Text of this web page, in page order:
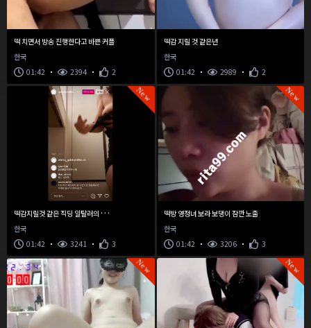
떡 치면서 방송 진행한다고 바쁜 커플
한국
01:42
2394 2
떡감 지릴 것 같은년
한국
01:42
2989 2
New
떡
감지릴것 같은 직딩 일탈러의 라이브
한국
01:42
3241 3
New
떡방 영정녀 보라 보댕이 잠깐 노출
한국
01:42
3206 3
New New